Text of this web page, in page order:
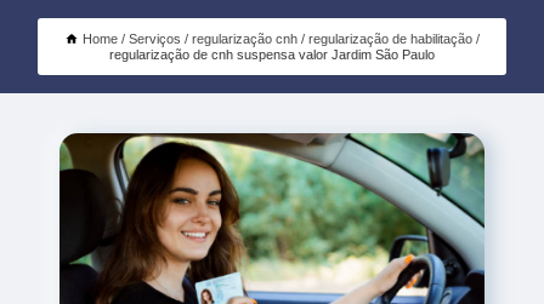
Home Serviços regularização cnh
regularização de habilitação
regularização de cnh suspensa valor Jardim São Paulo